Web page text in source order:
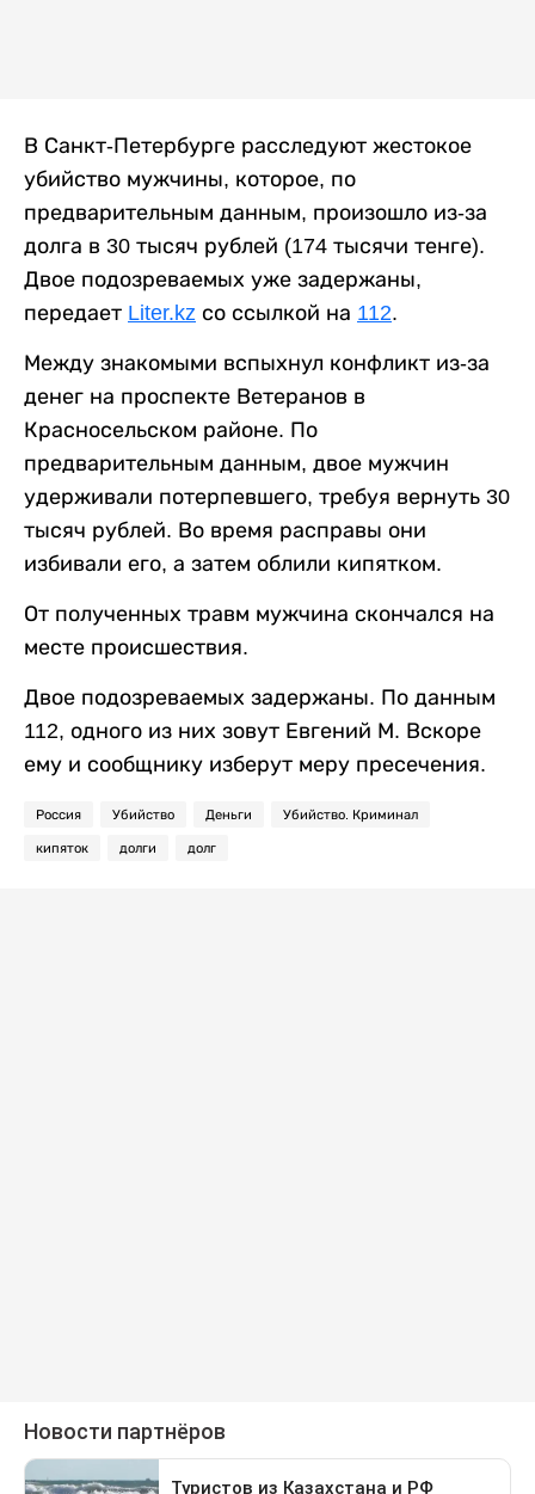
В Санкт-Петербурге расследуют жестокое
убийство мужчины, которое, по
предварительным данным, произошло из-за
долга в 30 тысяч рублей (174 тысячи тенге).
Двое подозреваемых уже задержаны,
передает Liter.kz со ссылкой на 112.
Между знакомыми вспыхнул конфликт из-за
денег на проспекте Ветеранов в
Красносельском районе. По
предварительным данным, двое мужчин
удерживали потерпевшего, требуя вернуть 30
тысяч рублей. Во время расправы они
избивали его, а затем облили кипятком.
От полученных травм мужчина скончался на
месте происшествия.
Двое подозреваемых задержаны. По данным
112, одного из них зовут Евгений М. Вскоре
ему и сообщнику изберут меру пресечения.
Россия Убийство Деньги Убийство. Криминал
кипяток долги долг